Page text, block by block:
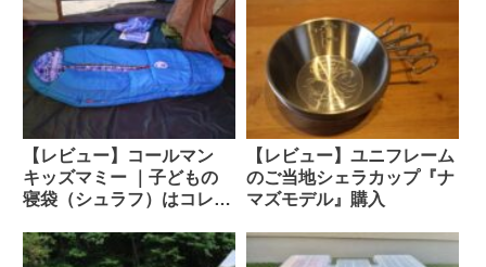
【レビュー】コールマン
キッズマミー ｜子どもの
寝袋（シュラフ）はコレで
【レビュー】ユニフレーム
のご当地シェラカップ『ナ
マズモデル』購入